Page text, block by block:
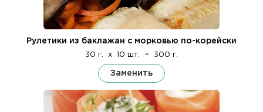
Рулетики из баклажан с морковью по-корейски
30 г. x 10 шт. = 300 г.
Заменить